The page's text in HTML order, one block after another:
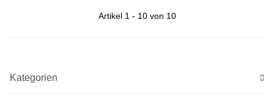
Artikel 1 - 10 von 10
Kategorien